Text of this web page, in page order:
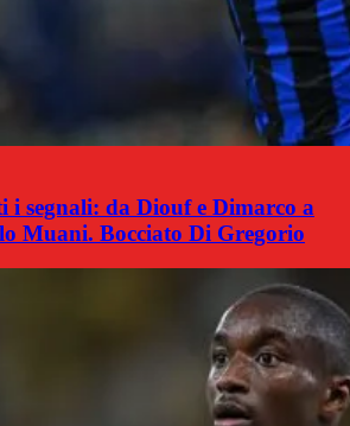
i segnali: da Diouf e Dimarco a
Muani. Bocciato Di Gregorio